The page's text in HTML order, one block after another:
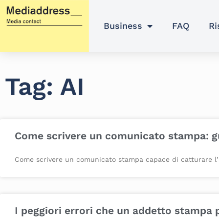
Vai
al
contenuto
Business FAQ
Tag: AI
Come scrivere un comunicato stampa:
Come scrivere un comunicato stampa capace di catturare
I peggiori errori che un addetto